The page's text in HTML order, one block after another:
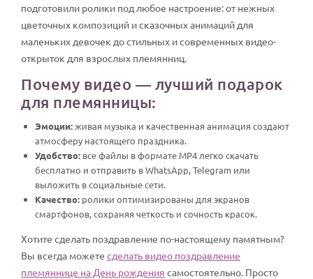
подготовили ролики под любое настроение: от нежных
цветочных композиций и сказочных анимаций для
маленьких девочек до стильных и современных видео-
открыток для взрослых племянниц.
Почему видео — лучший подарок
для племянницы:
Эмоции:живая музыка и качественная анимация создают
атмосферу настоящего праздника.
Удобство: все файлы в формате MP4 легко скачать
бесплатно и отправить в WhatsApp, Telegram или
выложить в социальные сети.
Качество: ролики оптимизированы для экранов
смартфонов, сохраняя четкость и сочность красок.
Хотите сделать поздравление по-настоящему памятным?
Вы всегда можете сделать видео поздравление
племяннице на День рождения самостоятельно. Просто